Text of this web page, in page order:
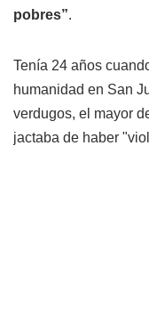
pobres”.
Tenía 24 años
humanidad en San
verdugos, el mayor
jactaba de haber